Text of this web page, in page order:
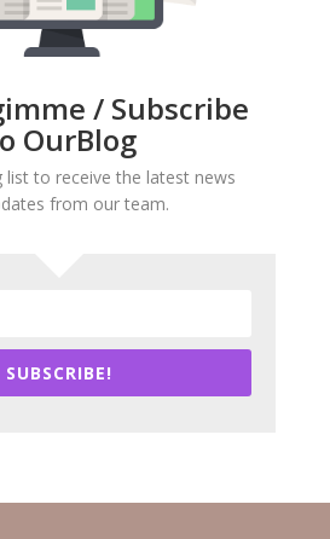
/ Subscribe
OurBlog
list to receive the latest news
from our team.
SUBSCRIBE!